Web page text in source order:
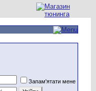
Запам'ятати мене